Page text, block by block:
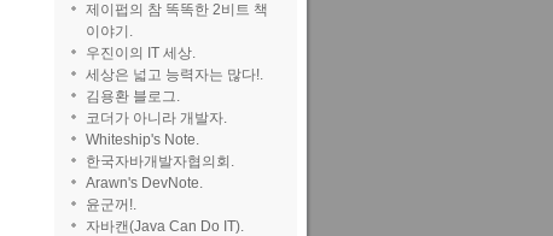
제이펍의 참 똑똑한 2비트 책
이야기.
우진이의 IT 세상.
세상은 넓고 능력자는 많다!.
김용환 블로그.
코더가 아니라 개발자.
Whiteship's Note.
한국자바개발자협의회.
Arawn's DevNote.
윤군꺼!.
자바캔(Java Can Do IT).